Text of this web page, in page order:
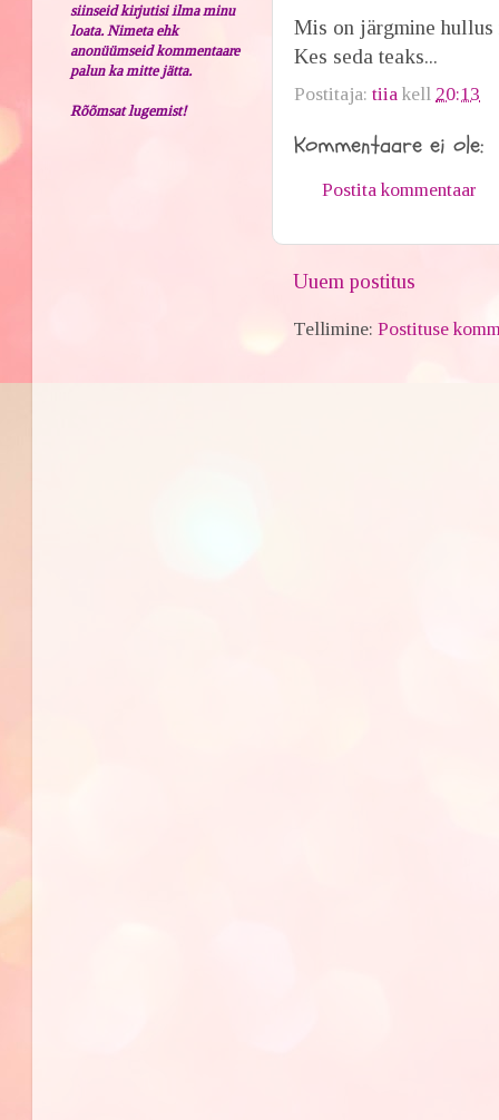
Mis on järgmine hullus
Kes seda teaks...
Postitaja:tiia kell 20:13
Kommentaare ei ole:
Postita kommentaar
Uuem postitus
Tellimine:Postituse
siinseid kirjutisi ilma minu
loata. Nimeta ehk
anonüümseid kommentaare
palun ka mitte jätta.
Rõõmsat lugemist!